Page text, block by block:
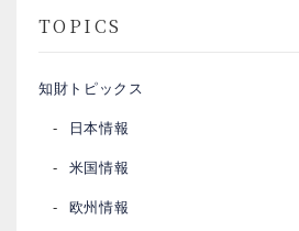
TOPICS
知財トピックス
日本情報
米国情報
欧州情報